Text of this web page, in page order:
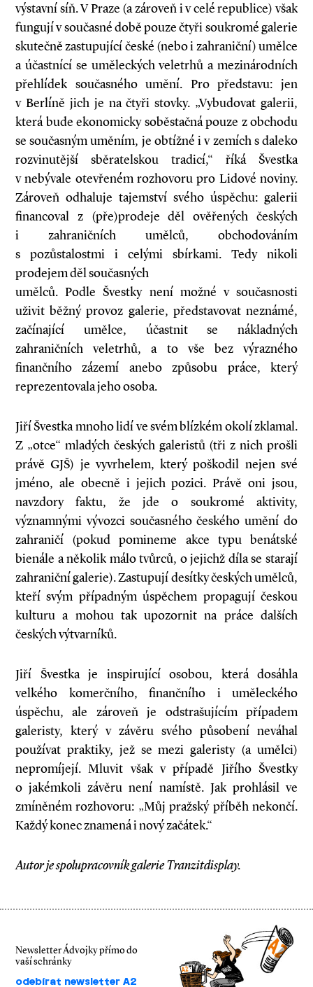
výstavní síň. V Praze (a zároveň i v celé republice) však
fungují v současné době pouze čtyři soukromé galerie
skutečně zastupující české (nebo i zahraniční) umělce
a účastnící se uměleckých veletrhů a mezinárodních
přehlídek současného umění. Pro představu: jen
v Berlíně jich je na čtyři stovky. „Vybudovat galerii,
která bude ekonomicky soběstačná pouze z obchodu
se současným uměním, je obtížné i v zemích s daleko
rozvinutější sběratelskou tradicí,“ říká Švestka
v nebývale otevřeném rozhovoru pro Lidové noviny.
Zároveň odhaluje tajemství svého úspěchu: galerii
financoval z (pře)prodeje děl ověřených českých
i zahraničních umělců, obchodováním
s pozůstalostmi i celými sbírkami. Tedy nikoli
prodejem děl současných
umělců. Podle Švestky není možné v současnosti
uživit běžný provoz galerie, představovat neznámé,
začínající umělce, účastnit se nákladných
zahraničních veletrhů, a to vše bez výrazného
finančního zázemí anebo způsobu práce, který
reprezentovala jeho osoba.
Jiří Švestka mnoho lidí ve svém blízkém okolí zklamal.
Z „otce“ mladých českých galeristů (tři z nich prošli
právě GJŠ) je vyvrhelem, který poškodil nejen své
jméno, ale obecně i jejich pozici. Právě oni jsou,
navzdory faktu, že jde o soukromé aktivity,
významnými vývozci současného českého umění do
zahraničí (pokud pomineme akce typu benátské
bienále a několik málo tvůrců, o jejichž díla se starají
zahraniční galerie). Zastupují desítky českých umělců,
kteří svým případným úspěchem propagují českou
kulturu a mohou tak upozornit na práce dalších
českých výtvarníků.
Jiří Švestka je inspirující osobou, která dosáhla
velkého komerčního, finančního i uměleckého
úspěchu, ale zároveň je odstrašujícím případem
galeristy, který v závěru svého působení neváhal
používat praktiky, jež se mezi galeristy (a umělci)
nepromíjejí. Mluvit však v případě Jiřího Švestky
o jakémkoli závěru není namístě. Jak prohlásil ve
zmíněném rozhovoru: „Můj pražský příběh nekončí.
Každý konec znamená i nový začátek.“
Autor je spolupracovník galerie Tranzitdisplay.
Newsletter Ádvojky přímo do
vaší schránky
odebírat newsletter A2